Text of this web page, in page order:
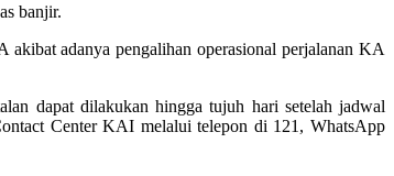
banjir.
adanya pengalihan operasional perjalanan KA
dapat dilakukan hingga tujuh hari setelah jadwal
Center KAI melalui telepon di 121, WhatsApp